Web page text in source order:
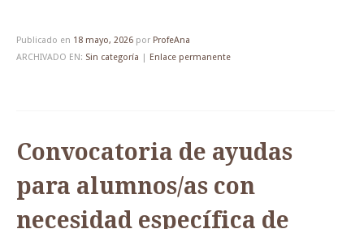
Publicado en 18 mayo, 2026 por ProfeAna
ARCHIVADO EN: Sin categoría Enlace permanente
Convocatoria de ayudas
para alumnos/as con
necesidad específica de